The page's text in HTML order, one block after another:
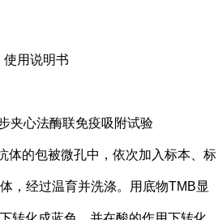
使用说明书
夹心法酶联免疫吸附试验
体的包被微孔中，依次加入标本、标
，经过温育并洗涤。用底物TMB显